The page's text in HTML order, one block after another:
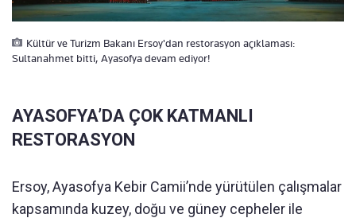
Kültür ve Turizm Bakanı Ersoy'dan restorasyon açıklaması:
Sultanahmet bitti, Ayasofya devam ediyor!
AYASOFYA’DA ÇOK KATMANLI
RESTORASYON
Ersoy, Ayasofya Kebir Camii’nde yürütülen çalışmalar
kapsamında kuzey, doğu ve güney cepheler ile